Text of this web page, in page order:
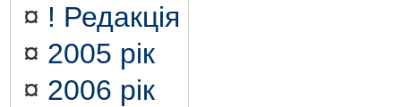
¤ ! Редакція
¤ 2005 рік
¤ 2006 рік